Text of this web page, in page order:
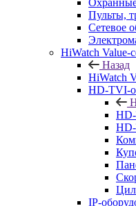
Пульты,
Сетевое
HiWatch Value-
Назад
HiWatch
HD-TVI-
IP-